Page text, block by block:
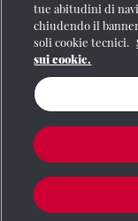
Se vuoi contattarci o
Registrazione Tribunale
|
Iva 06359501001
tue abitudini di
chiudendo il
soli cookie tecnici.
sui cookie.